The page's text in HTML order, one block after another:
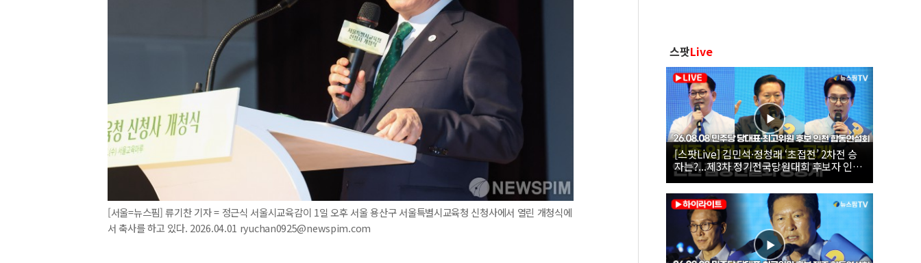
[서울=뉴스핌] 류기찬 기자 = 정근식 서울시교육감이 1일 오후 서울 용산구 서울특별시교육청 신청사에서 열린 개청식에
서 축사를 하고 있다. 2026.04.01 ryuchan0925@newspim.com
스팟Live
[스팟Live] 김민석·정청래 ‘초접전’ 2차전 승
자는?...제3차 정기전국당원대회 후보자 인천
합동연설회 생중계 | 26.08.08